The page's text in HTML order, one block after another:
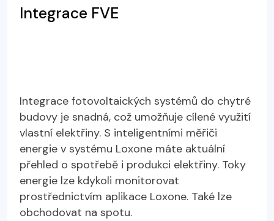
Integrace FVE
Integrace fotovoltaických systémů do chytré
budovy je snadná, což umožňuje cílené využití
vlastní elektřiny. S inteligentními měřiči
energie v systému Loxone máte aktuální
přehled o spotřebě i produkci elektřiny. Toky
energie lze kdykoli monitorovat
prostřednictvím aplikace Loxone. Také lze
obchodovat na spotu.